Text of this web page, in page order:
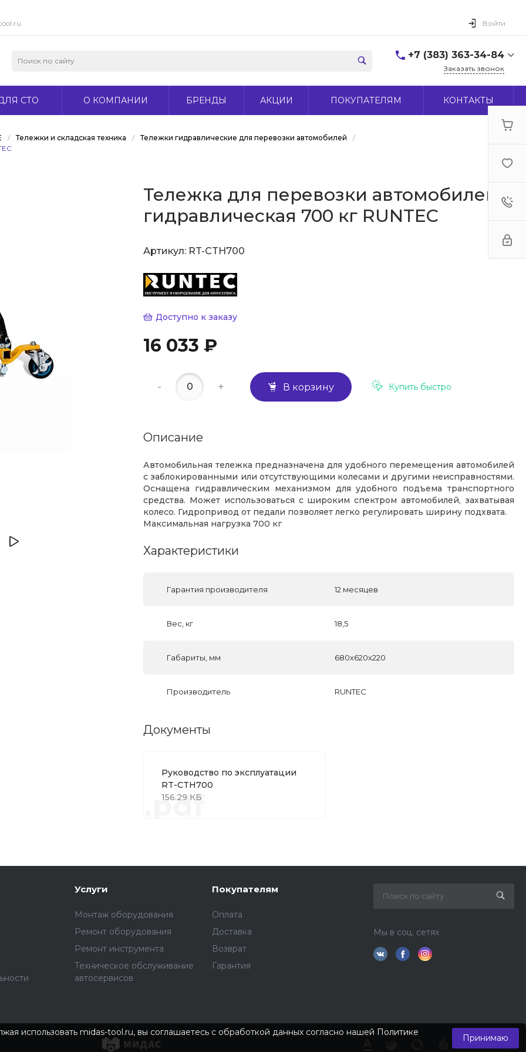
Войти
+7 (383) 363-34-84
г. Новосибирск, ул.
Заказать звонок
СТО О КОМПАНИИ БРЕНДЫ АКЦИИ ПОКУПАТЕЛЯМ КОНТАКТЫ
/ Тележки и складская техника / Тележки гидравлические для перевозки автомобилей
/
Тележка для перевозки автомобилей
гидравлическая 700 кг RUNTEC
Артикул: RT-CTH700
Доступно к заказу
16 033 ₽
- + В корзину Купить быстро
Описание
Автомобильная тележка предназначена для удобного перемещения автомобилей
с заблокированными или отсутствующими колесами и другими неисправностями.
Оснащена гидравлическим механизмом для удобного подъема транспортного
средства. Может использоваться с широким спектром автомобилей, захватывая
колесо. Гидропривод от педали позволяет легко регулировать ширину подхвата.
Максимальная нагрузка 700 кг
Характеристики
Гарантия производителя 12 месяцев
Вес, кг 18,5
Габариты, мм 680х620х220
Производитель RUNTEC
Документы
Руководство по эксплуатации
RT-CTH700
156.29 КБ
.pdf
Услуги
Монтаж оборудования
Ремонт оборудования
Ремонт инструмента
Техническое обслуживание
автосервисов
Покупателям
Оплата
Доставка
Возврат
Гарантия
Мы в соц. сетях
использовать midas-tool.ru, вы соглашаетесь с обработкой данных согласно нашей Политике
Принимаю